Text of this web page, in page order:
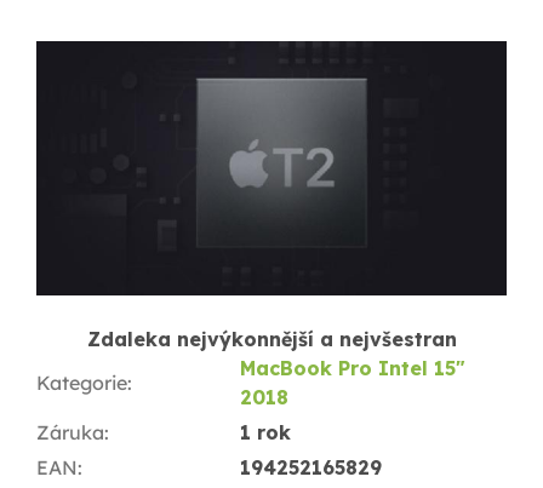
Zdaleka nejvýkonnější a nejvšestran
Kategorie:
MacBook Pro Intel 15"
2018
Záruka:
1 rok
EAN:
194252165829